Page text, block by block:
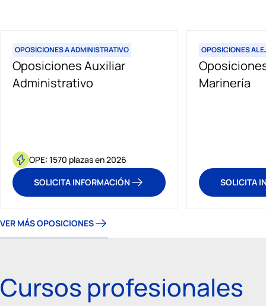
OPOSICIONES A ADMINISTRATIVO
Oposiciones Auxiliar
Administrativo
OPE: 1570 plazas en 2026
SOLICITA INFORMACIÓN
OPOSICIONES AL
Marinería
SOLICITA
VER MÁS OPOSICIONES
Cursos profesionales